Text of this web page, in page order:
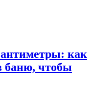
как
баню, чтобы